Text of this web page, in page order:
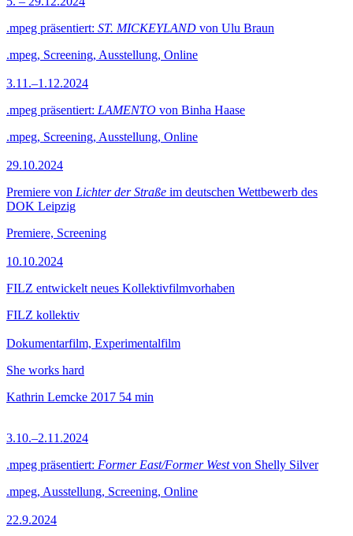
.mpeg präsentiert: ST. MICKEYLAND von Ulu Braun
.mpeg, Screening, Ausstellung, Online
3.11.–1.12.2024
.mpeg präsentiert: LAMENTO von Binha Haase
.mpeg, Screening, Ausstellung, Online
29.10.2024
Premiere von Lichter der Straße im deutschen Wettbewerb des
DOK Leipzig
Premiere, Screening
10.10.2024
FILZ entwickelt neues Kollektivfilmvorhaben
FILZ kollektiv
Dokumentarfilm, Experimentalfilm
She works hard
Kathrin Lemcke 2017 54 min
3.10.–2.11.2024
.mpeg präsentiert: Former East/Former Westvon Shelly Silver
.mpeg, Ausstellung, Screening, Online
22.9.2024